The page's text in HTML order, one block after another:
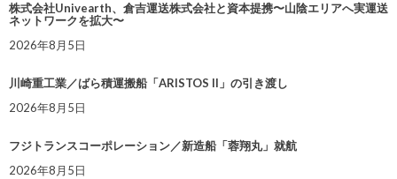
株式会社Univearth、倉吉運送株式会社と資本提携〜山陰エリアへ実運送
ネットワークを拡大〜
2026年8月5日
川崎重工業／ばら積運搬船「ARISTOS II」の引き渡し
2026年8月5日
フジトランスコーポレーション／新造船「蓉翔丸」就航
2026年8月5日